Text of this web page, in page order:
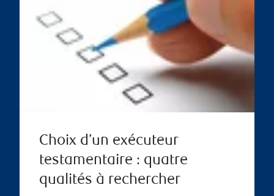
Choix d’un exécuteur
testamentaire : quatre
qualités à rechercher